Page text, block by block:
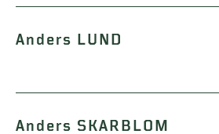
Anders LUND
Anders SKARBLOM